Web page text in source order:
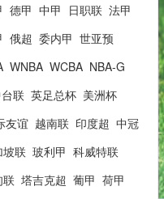
德甲 中甲 日职联 法甲
俄超 委内甲 世亚预
WNBA WCBA NBA-G
联 英足总杯 美洲杯
友谊 越南联 印度超 中冠
坡联 玻利甲 科威特联
塔吉克超 葡甲 荷甲